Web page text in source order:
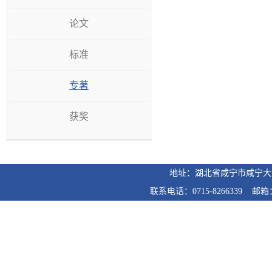
论文
标准
专著
获奖
地址：湖北省咸宁市咸宁
联系电话：0715-8266339 邮箱